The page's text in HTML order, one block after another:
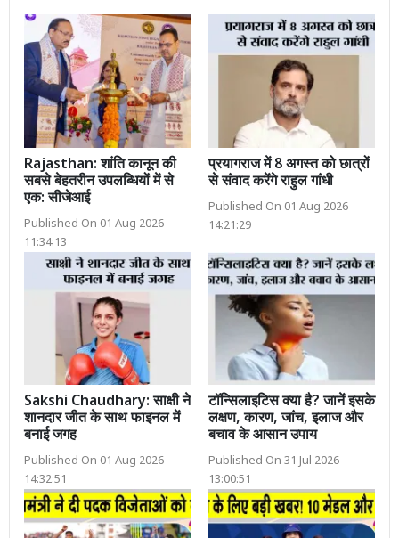
Rajasthan: शांति कानून की
सबसे बेहतरीन उपलब्धियों में से
एक: सीजेआई
Published On 01 Aug 2026
11:34:13
प्रयागराज में 8 अगस्त को छात्रों
से संवाद करेंगे राहुल गांधी
Published On 01 Aug 2026
14:21:29
Sakshi Chaudhary: साक्षी ने
शानदार जीत के साथ फाइनल में
बनाई जगह
Published On 01 Aug 2026
14:32:51
टॉन्सिलाइटिस क्या है? जानें इसके
लक्षण, कारण, जांच, इलाज और
बचाव के आसान उपाय
Published On 31 Jul 2026
13:00:51